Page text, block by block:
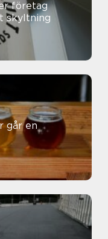
skyltning
går en